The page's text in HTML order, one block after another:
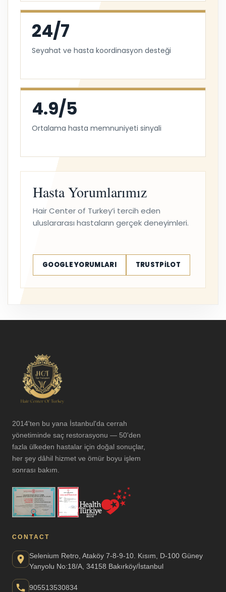
24/7
Seyahat ve hasta koordinasyon desteği
4.9/5
Ortalama hasta memnuniyeti sinyali
Hasta Yorumlarımız
Hair Center of Turkey’i tercih eden
uluslararası hastaların gerçek deneyimleri.
GOOGLE YORUMLARI TRUSTPILOT
2014'ten bu yana İstanbul'da cerrah
yönetiminde saç restorasyonu — 50'den
fazla ülkeden hastalar için doğal sonuçlar,
her şey dâhil hizmet ve ömür boyu işlem
sonrası bakım.
CONTACT
Selenium Retro, Ataköy 7-8-9-10. Kısım, D-100 Güney
Yanyolu No:18/A, 34158 Bakırköy/İstanbul
905513530834